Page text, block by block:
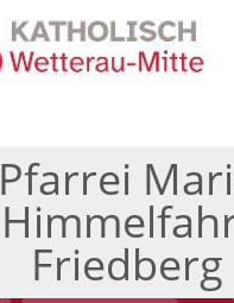
Pfarrei
Friedberg